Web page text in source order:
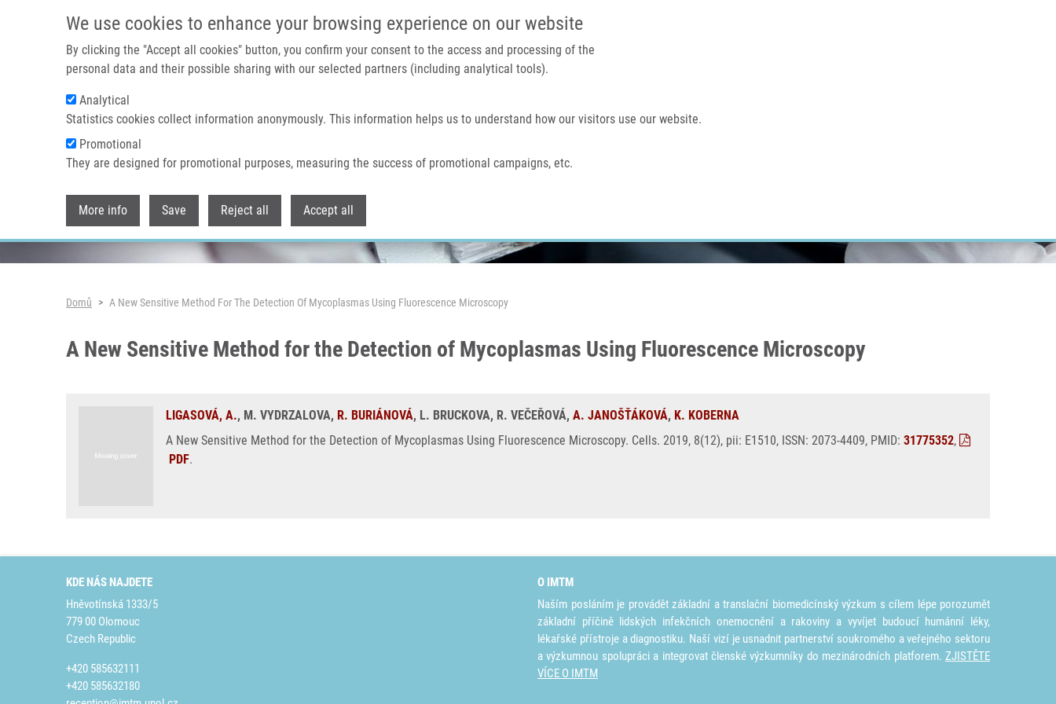
We use cookies to enhance your browsing experience on our website
By clicking the "Accept all cookies" button, you confirm your consent to the access and processing of the
personal data and their possible sharing with our selected partners (including analytical tools).
Analytical
Statistics cookies collect information anonymously. This information helps us to understand how our visitors use our website.
Promotional
They are designed for promotional purposes, measuring the success of promotional campaigns, etc.
More info Save Reject all Accept all
IMTM PORTÁL
Domů O nás
Header image
Drobečková navigace
Domů A New Sensitive Method For The Detection Of Mycoplasmas Using Fluorescence Microscopy
A New Sensitive Method for the Detection of Mycoplasmas Using Fluorescence Microscopy
LIGASOVÁ, A., M. VYDRZALOVA, R. BURIÁNOVÁ, L. BRUCKOVA, R. VEČEŘOVÁ, A. JANOŠŤÁKOVÁ, K. KOBERNA
A New Sensitive Method for the Detection of Mycoplasmas Using Fluorescence Microscopy. Cells. 2019, 8(12), pii: E1510, ISSN: 2073-4409, PMID: 31775352,
PDF.
KDE NÁS NAJDETE
Hněvotínská 1333/5
779 00 Olomouc
Czech Republic
+420 585632111
+420 585632180
O IMTM
Naším posláním je provádět základní a translační biomedicínský výzkum s cílem lépe porozumět
základní příčině lidských infekčních onemocnění a rakoviny a vyvíjet budoucí humánní léky,
lékařské přístroje a diagnostiku. Naší vizí je usnadnit partnerství soukromého a veřejného sektoru
a výzkumnou spolupráci a integrovat členské výzkumníky do mezinárodních platforem. ZJISTĚTE
VÍCE O IMTM